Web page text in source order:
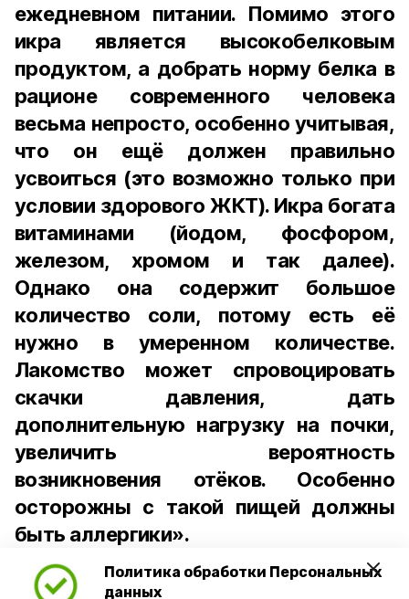
Политика обработки Персональных
данных
ежедневном питании. Помимо этого
икра является высокобелковым
продуктом, а добрать норму белка в
рационе современного человека
весьма непросто, особенно учитывая,
что он ещё должен правильно
усвоиться (это возможно только при
условии здорового ЖКТ). Икра богата
витаминами (йодом, фосфором,
железом, хромом и так далее).
Однако она содержит большое
количество соли, потому есть её
нужно в умеренном количестве.
Лакомство может спровоцировать
скачки давления, дать
дополнительную нагрузку на почки,
увеличить вероятность
возникновения отёков. Особенно
осторожны с такой пищей должны
быть аллергики».
Для взрослого человека безопасной